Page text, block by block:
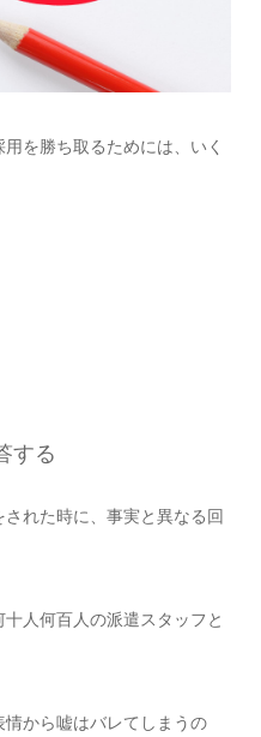
を勝ち取るためには、いく
する
れた時に、事実と異なる回
人何百人の派遣スタッフと
から嘘はバレてしまうの